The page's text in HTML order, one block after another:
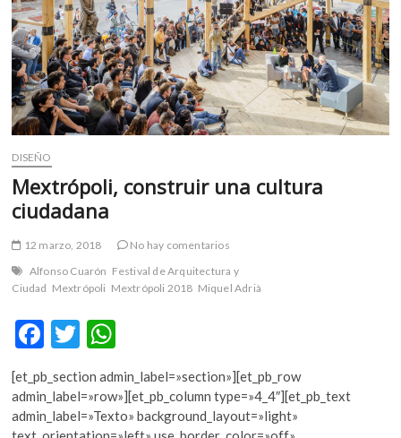
DISEÑO
Mextrópoli, construir una cultura
ciudadana
12 marzo, 2018
No hay comentarios
Alfonso Cuarón Festival de Arquitectura y
Ciudad Mextrópoli Mextrópoli 2018 Miquel Adrià
F
e
b
T
w
itt
er
h
at
s
[et_pb_section admin_label=»section»][et_pb_row
admin_label=»row»][et_pb_column type=»4_4″][et_pb_text
admin_label=»Texto» background_layout=»light»